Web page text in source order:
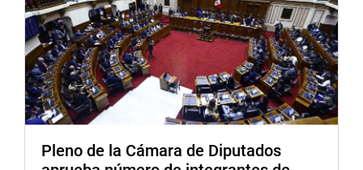
Pleno de la Cámara de Diputados